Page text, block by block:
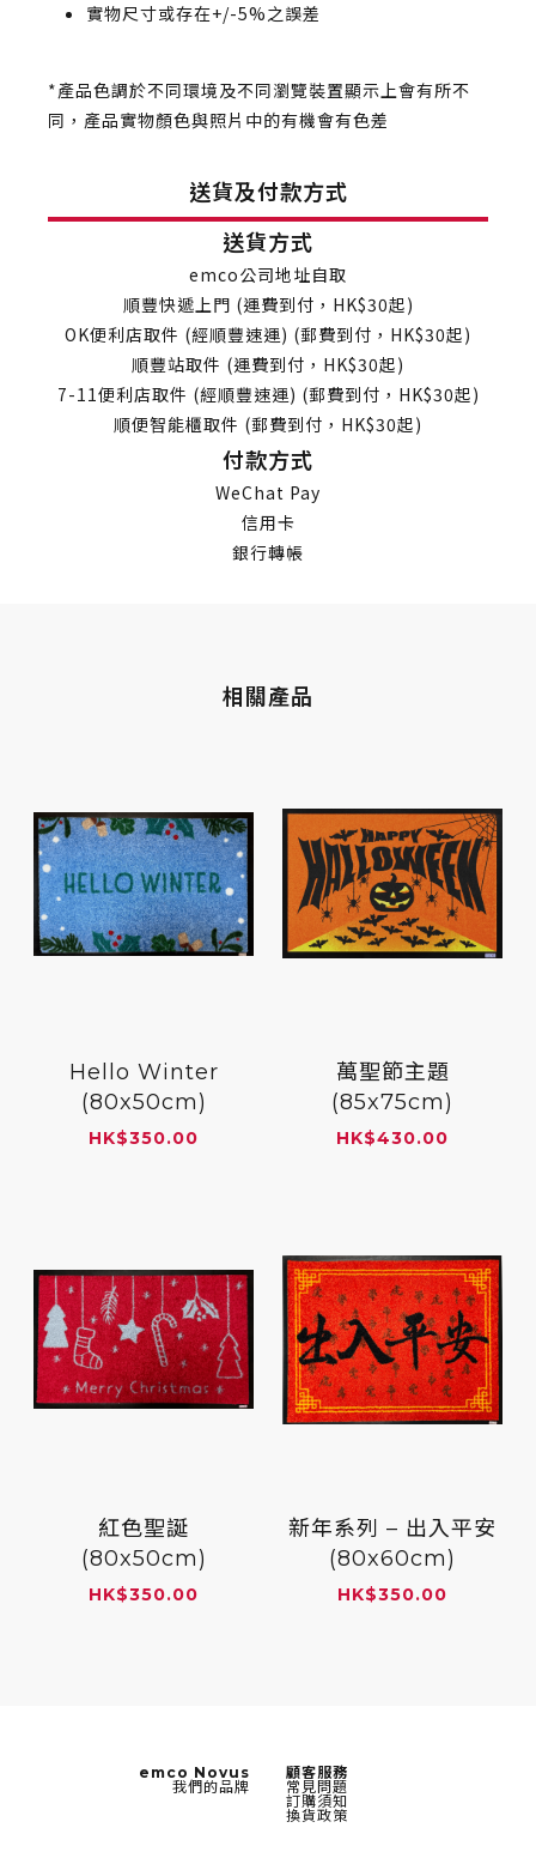
實物尺寸或存在+/-5%之誤差
*產品色調於不同環境及不同瀏覽裝置顯示上會有所不
同，產品實物顏色與照片中的有機會有色差
送貨及付款方式
送貨方式
emco公司地址自取
順豐快遞上門 (運費到付，HK$30起)
OK便利店取件 (經順豐速運) (郵費到付，HK$30起)
順豐站取件 (運費到付，HK$30起)
7-11便利店取件 (經順豐速運) (郵費到付，HK$30起)
順便智能櫃取件 (郵費到付，HK$30起)
付款方式
WeChat Pay
信用卡
銀行轉帳
相關產品
Hello Winter
(80x50cm)
HK$350.00
萬聖節主題
(85x75cm)
HK$430.00
紅色聖誕
(80x50cm)
HK$350.00
新年系列 – 出入平安
(80x60cm)
HK$350.00
emco Novus
我們的品牌
顧客服務
常見問題
訂購須知
換貨政策